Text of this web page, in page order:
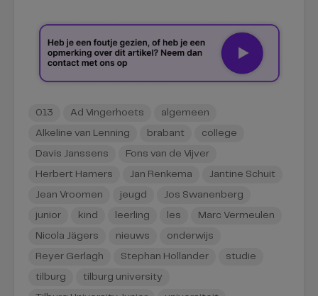
013 Ad Vingerhoets algemeen
Alkeline van Lenning brabant college
Davis Janssens Fons van de Vijver
Herbert Hamers Jan Renkema Jantine Schuit
Jean Vroomen jeugd Jos Swanenberg
junior kind leerling les Marc Vermeulen
Nicola Jägers nieuws onderwijs
Reyer Gerlagh Stephan Hollander studie
tilburg tilburg university